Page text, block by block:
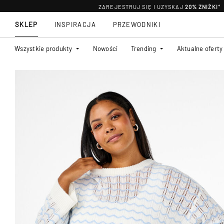
ZAREJESTRUJ SIĘ I UZYSKAJ 20% ZNIŻKI*
SKLEP
Wszystkie produkty Nowości Trending Aktualne oferty
INSPIRACJA PRZEWODNIKI